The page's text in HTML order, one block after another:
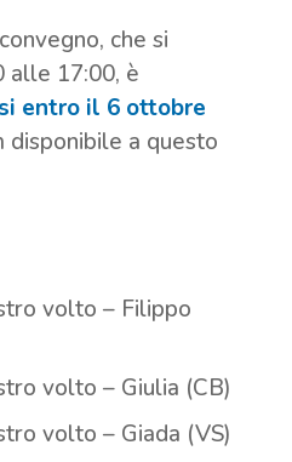
che si
alle 17:00, è
entro il 6 ottobre
a questo
volto – Filippo
volto – Giulia (CB)
volto – Giada (VS)